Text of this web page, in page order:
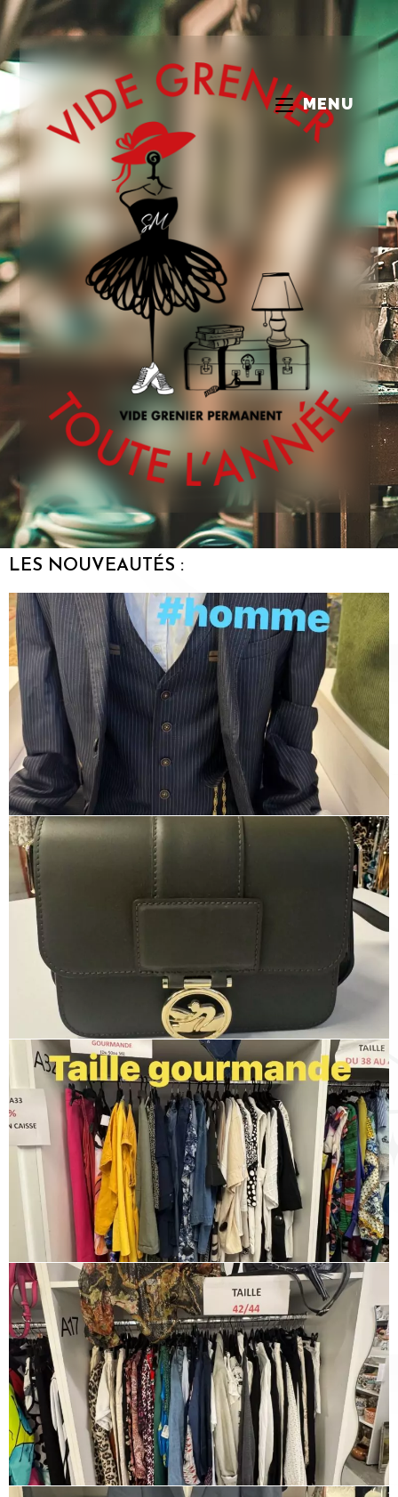
Vide Grenier Toute l'Année
MENU
LES NOUVEAUTÉS :